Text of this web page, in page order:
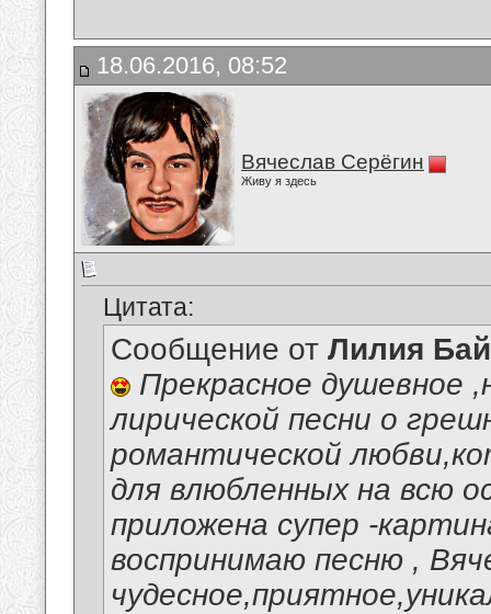
18.06.2016, 08:52
Вячеслав Серёгин
Живу я здесь
Цитата:
Сообщение от Лилия
Прекрасное душевное
лирической песни о
романтической
для влюбленных на всю
приложена супер -
воспринимаю песню ,